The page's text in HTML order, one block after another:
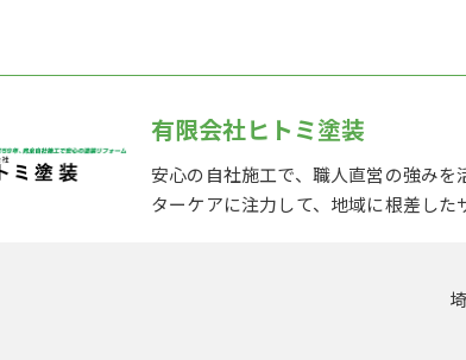
有限会社ヒトミ塗装
安心の自社施工で、職人直営の強み
ターケアに注力して、地域に根差した